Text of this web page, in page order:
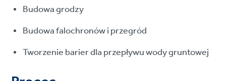
Budowa grodzy
Budowa falochronów i przegród
Tworzenie barier dla przepływu wody gruntowej